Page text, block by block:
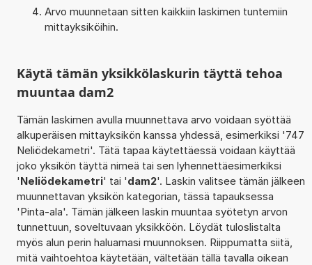
Arvo muunnetaan sitten kaikkiin laskimen tuntemiin
mittayksiköihin.
Käytä tämän yksikkölaskurin täyttä tehoa
muuntaa dam2
Tämän laskimen avulla muunnettava arvo voidaan syöttää
alkuperäisen mittayksikön kanssa yhdessä, esimerkiksi '747
Neliödekametri'. Tätä tapaa käytettäessä voidaan käyttää
joko yksikön täyttä nimeä tai sen lyhennettäesimerkiksi
'Neliödekametri' tai 'dam2'. Laskin valitsee tämän jälkeen
muunnettavan yksikön kategorian, tässä tapauksessa
'Pinta-ala'. Tämän jälkeen laskin muuntaa syötetyn arvon
tunnettuun, soveltuvaan yksikköön. Löydät tuloslistalta
myös alun perin haluamasi muunnoksen. Riippumatta siitä,
mitä vaihtoehtoa käytetään, vältetään tällä tavalla oikean